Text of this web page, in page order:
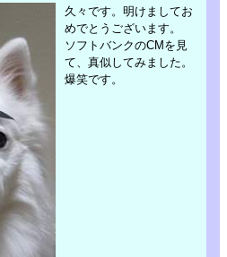
久々です。明けましてお
めでとうございます。
ソフトバンクのCMを見
て、真似してみました。
爆笑です。